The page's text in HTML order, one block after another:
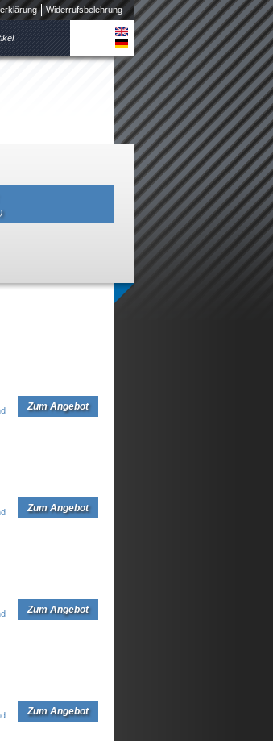
Widerrufsbelehrung
Zum Angebot
Zum Angebot
Zum Angebot
Zum Angebot